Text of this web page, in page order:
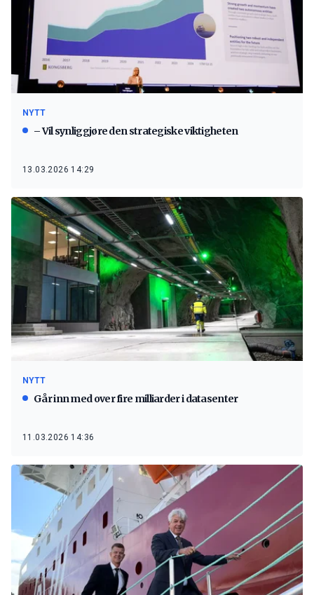
NYTT
– Vil synliggjøre den strategiske viktigheten
13.03.2026 14:29
NYTT
Går inn med over fire milliarder i datasenter
11.03.2026 14:36